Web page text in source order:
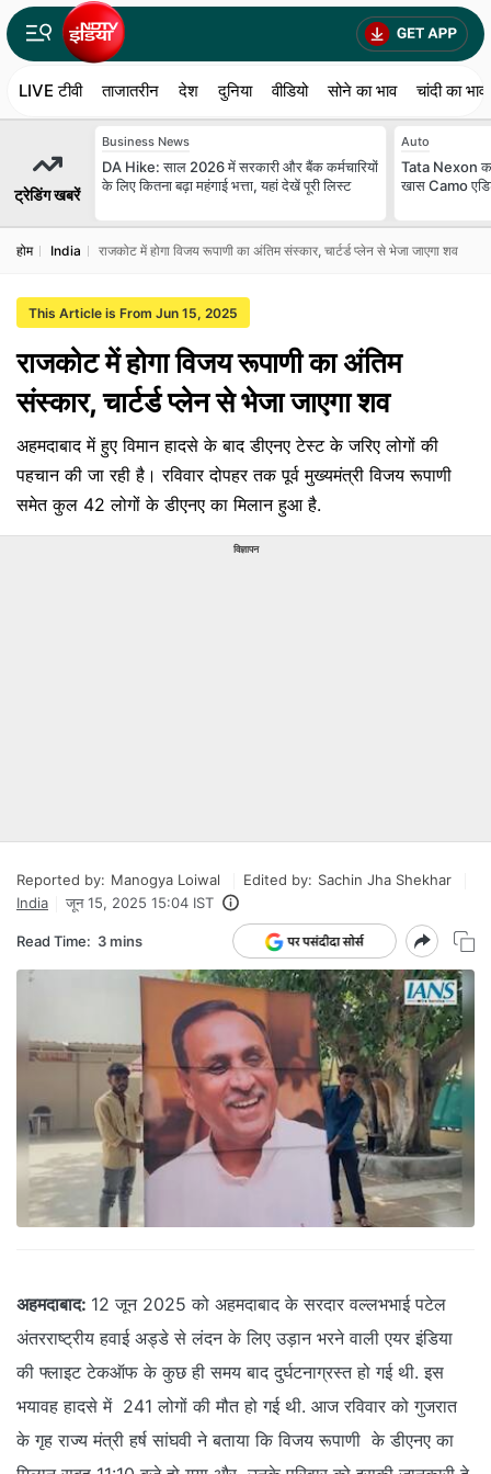
LIVE टीवी ताजातरीन देश दुनिया वीडियो सोने का भाव चांदी का भाव
ट्रेडिंग खबरें
Business News
DA Hike: साल 2026 में सरकारी और बैंक कर्मचारियों
के लिए कितना बढ़ा महंगाई भत्ता, यहां देखें पूरी लिस्ट
Auto
Tata Nexon
खास Camo
होम India राजकोट में होगा विजय रूपाणी का अंतिम संस्कार, चार्टर्ड प्लेन से भेजा जाएगा शव
This Article is From Jun 15, 2025
राजकोट में होगा विजय रूपाणी का अंतिम
संस्कार, चार्टर्ड प्लेन से भेजा जाएगा शव
अहमदाबाद में हुए विमान हादसे के बाद डीएनए टेस्ट के जरिए लोगों की
पहचान की जा रही है। रविवार दोपहर तक पूर्व मुख्यमंत्री विजय रूपाणी
समेत कुल 42 लोगों के डीएनए का मिलान हुआ है.
विज्ञापन
Reported by: Manogya Loiwal Edited by: Sachin Jha Shekhar
India
जून 15, 2025 15:04 IST
Read Time: 3 mins
अहमदाबाद: 12 जून 2025 को अहमदाबाद के सरदार वल्लभभाई पटेल
अंतरराष्ट्रीय हवाई अड्डे से लंदन के लिए उड़ान भरने वाली एयर इंडिया
की फ्लाइट टेकऑफ के कुछ ही समय बाद दुर्घटनाग्रस्त हो गई थी. इस
भयावह हादसे में 241 लोगों की मौत हो गई थी. आज रविवार को गुजरात
के गृह राज्य मंत्री हर्ष सांघवी ने बताया कि विजय रूपाणी के डीएनए का